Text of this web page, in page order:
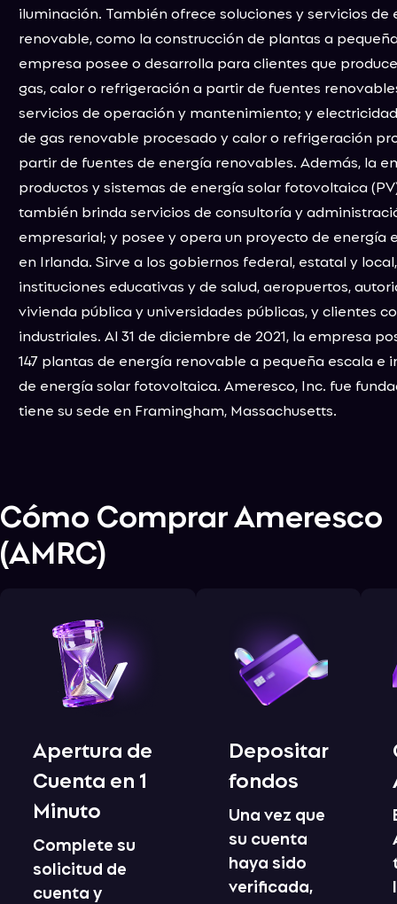
iluminación. También ofrece soluciones y servicios de
renovable, como la construcción de plantas a
empresa posee o desarrolla para clientes que
gas, calor o refrigeración a partir de fuentes
servicios de operación y mantenimiento; y
de gas renovable procesado y calor o refrigeración
partir de fuentes de energía renovables. Además, la
productos y sistemas de energía solar fotovoltaica
también brinda servicios de consultoría y
empresarial; y posee y opera un proyecto de energía
en Irlanda. Sirve a los gobiernos federal, estatal y
instituciones educativas y de salud, aeropuertos,
vivienda pública y universidades públicas, y clientes
industriales. Al 31 de diciembre de 2021, la empresa
147 plantas de energía renovable a pequeña escala e
de energía solar fotovoltaica. Ameresco, Inc. fue
tiene su sede en Framingham, Massachusetts.
Cómo ComprarAmeresco
(AMRC)
Apertura de
Cuenta en 1
Minuto
Complete su
solicitud de
cuenta y
Depositar
fondos
Una vez que
su cuenta
haya sido
verificada,